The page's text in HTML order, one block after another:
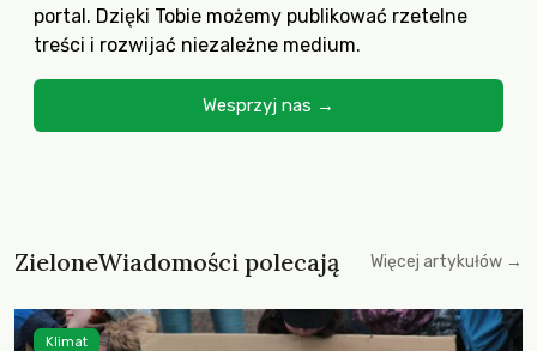
portal. Dzięki Tobie możemy publikować rzetelne
treści i rozwijać niezależne medium.
Wesprzyj nas →
ZieloneWiadomości polecają Więcej artykułów →
Klimat